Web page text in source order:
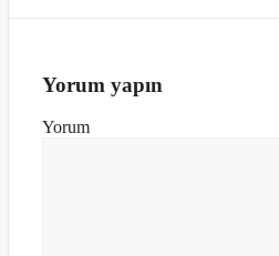
Yorum yapın
Yorum